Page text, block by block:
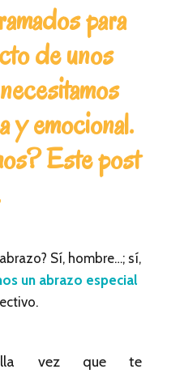
para
de unos
y emocional.
Este post
Sí, hombre…; sí,
un abrazo especial
vez que te